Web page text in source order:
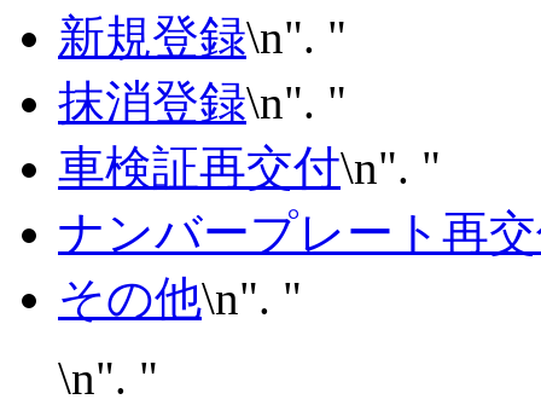
新規登録\n". "
抹消登録\n". "
車検証再交付\n". "
ナンバープレート再
その他\n". "
\n". "